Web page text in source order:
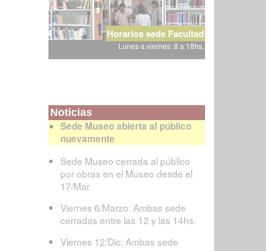
Horarios sede Facultad
Lunes a viernes: 8 a 18hs.
Noticias
Sede Museo abierta al público
nuevamente
Sede Museo cerrada al público
por obras en el Museo desde el
17/Mar
Viernes 6/Marzo: Ambas sede
cerradas entre las 12 y las 14hs.
Viernes 12/Dic: Ambas sede